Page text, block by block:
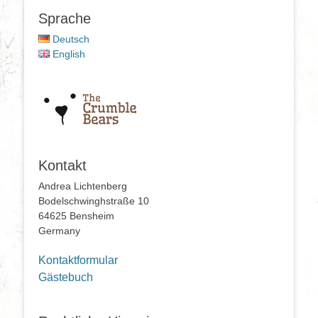
Sprache
Deutsch
English
Kontakt
Andrea Lichtenberg
Bodelschwinghstraße 10
64625 Bensheim
Germany
Kontaktformular
Gästebuch